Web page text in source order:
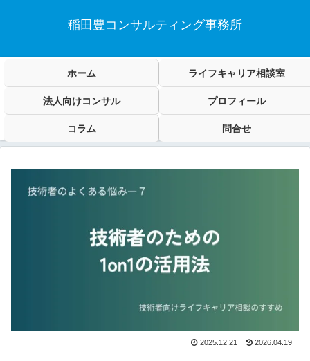
稲田豊コンサルティング事務所
ホーム ライフキャリア相談室
法人向けコンサル プロフィール
コラム 問合せ
2025.12.21 2026.04.19